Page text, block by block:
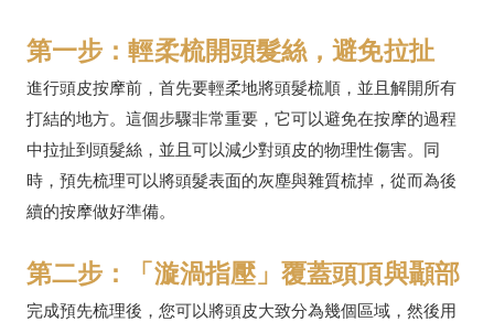
第一步：輕柔梳開頭髮絲，避免拉扯
進行頭皮按摩前，首先要輕柔地將頭髮梳順，並且解開所有
打結的地方。這個步驟非常重要，它可以避免在按摩的過程
中拉扯到頭髮絲，並且可以減少對頭皮的物理性傷害。同
時，預先梳理可以將頭髮表面的灰塵與雜質梳掉，從而為後
續的按摩做好準備。
第二步：「漩渦指壓」覆蓋頭頂與顳部
完成預先梳理後，您可以將頭皮大致分為幾個區域，然後用